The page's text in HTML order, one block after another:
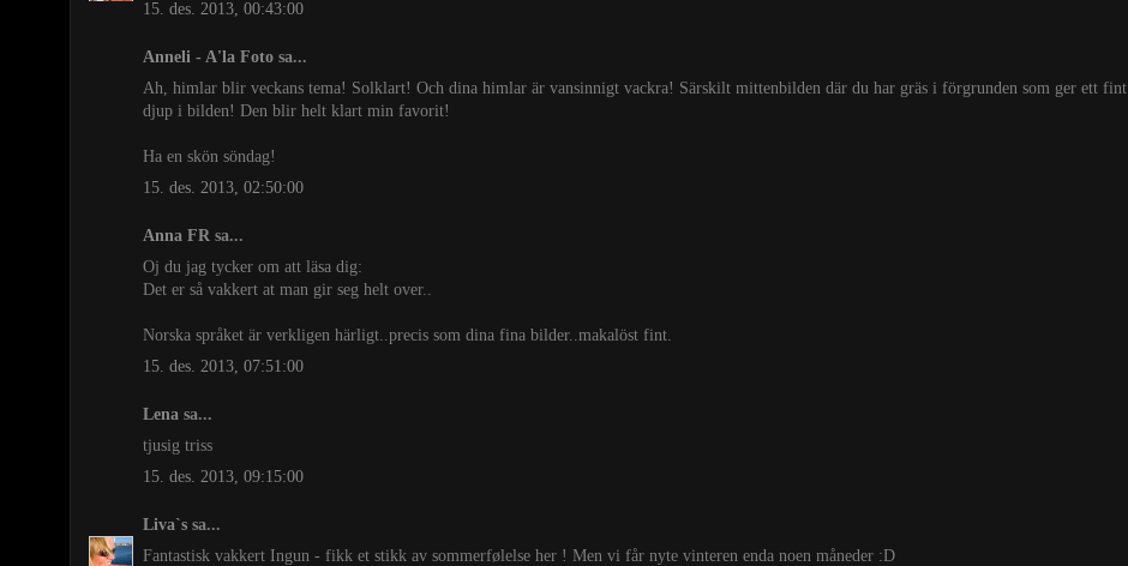
15. des. 2013, 00:43:00
Anneli - A'la Foto sa...
Ah, himlar blir veckans tema! Solklart! Och dina himlar är vansinnigt vackra! Särskilt mittenbilden där du har gräs i förgrunden som ger ett fint
djup i bilden! Den blir helt klart min favorit!
Ha en skön söndag!
15. des. 2013, 02:50:00
Anna FR sa...
Oj du jag tycker om att läsa dig:
Det er så vakkert at man gir seg helt over..
Norska språket är verkligen härligt..precis som dina fina bilder..makalöst fint.
15. des. 2013, 07:51:00
Lena sa...
tjusig triss
15. des. 2013, 09:15:00
Liva`s sa...
Fantastisk vakkert Ingun - fikk et stikk av sommerfølelse her ! Men vi får nyte vinteren enda noen måneder :D